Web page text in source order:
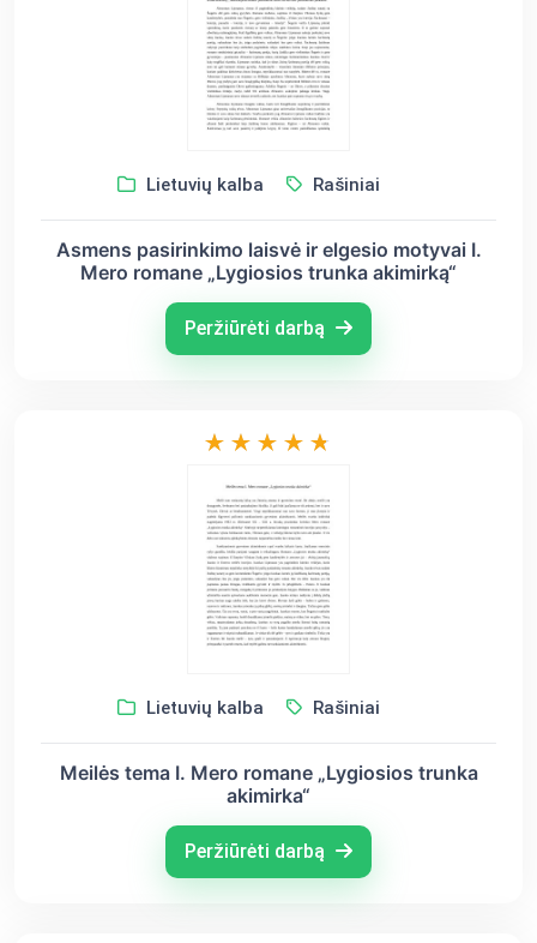
Lietuvių kalba Rašiniai
Asmens pasirinkimo laisvė ir elgesio motyvai I.
Mero romane „Lygiosios trunka akimirką“
Peržiūrėti darbą
Lietuvių kalba Rašiniai
Meilės tema I. Mero romane „Lygiosios trunka
akimirka“
Peržiūrėti darbą